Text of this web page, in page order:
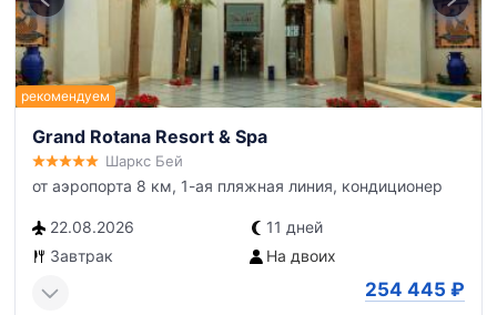
Grand Rotana Resort & Spa
Шаркс Бей
от аэропорта 8 км, 1-ая пляжная линия, кондиционер
22.08.2026
11 дней
Завтрак
На двоих
254 445 ₽